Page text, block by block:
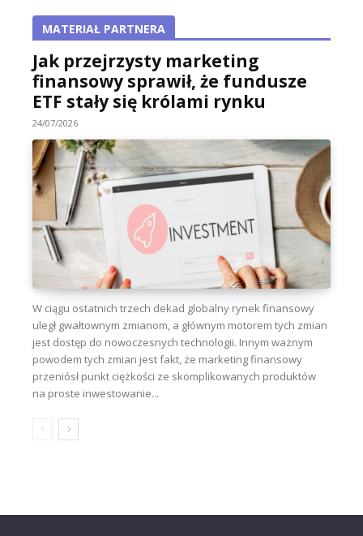
MATERIAŁ PARTNERA
Jak przejrzysty marketing
finansowy sprawił, że fundusze
ETF stały się królami rynku
24/07/2026
W ciągu ostatnich trzech dekad globalny rynek finansowy
uległ gwałtownym zmianom, a głównym motorem tych zmian
jest dostęp do nowoczesnych technologii. Innym ważnym
powodem tych zmian jest fakt, że marketing finansowy
przeniósł punkt ciężkości ze skomplikowanych produktów
na proste inwestowanie...